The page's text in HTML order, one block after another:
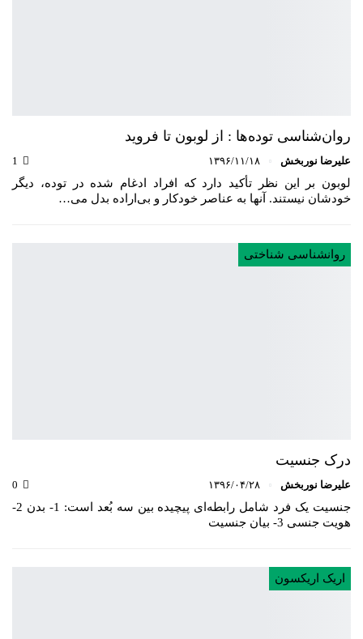
روان‌شناسی توده‌ها : از لوبون تا فروید
علیرضا نوربخش ۱۳۹۶/۱۱/۱۸
لوبون بر این نظر تأکید دارد که افراد ادغام‌ شده در توده، دیگر
خودشان نیستند. آنها به عناصر خودکار و بی‌اراده بدل می…
روانشناسی شناختی
درک جنسیت
علیرضا نوربخش ۱۳۹۶/۰۴/۲۸
جنسیت یک فرد شامل رابطه‌ای پیچیده بین سه بُعد است: 1- بدن 2-
هویت جنسی 3- بیان جنسیت
اریک اریکسون